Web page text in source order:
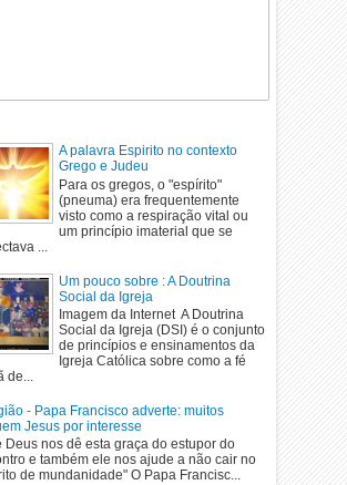
A palavra Espirito no contexto
Grego e Judeu
Para os gregos, o "espírito"
(pneuma) era frequentemente
visto como a respiração vital ou
um princípio imaterial que se
...
Um pouco sobre : A Doutrina
Social da Igreja
Imagem da Internet A Doutrina
Social da Igreja (DSI) é o conjunto
de princípios e ensinamentos da
Igreja Católica sobre como a fé
de...
- Papa Francisco adverte: muitos
Jesus por interesse
Deus nos dê esta graça do estupor do
e também ele nos ajude a não cair no
de mundanidade" O Papa Francisc...